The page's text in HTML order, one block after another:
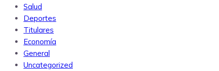
Salud
Deportes
Titulares
Economía
General
Uncategorized